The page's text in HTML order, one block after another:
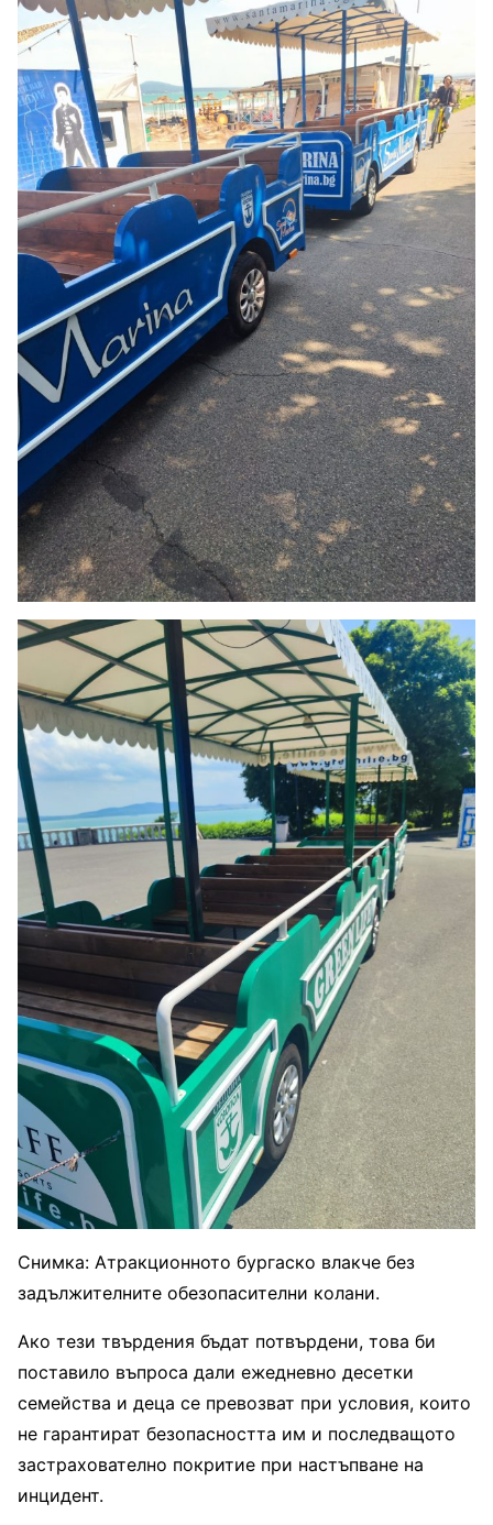
Снимка: Атракционното бургаско влакче без
задължителните обезопасителни колани.
Ако тези твърдения бъдат потвърдени, това би
поставило въпроса дали ежедневно десетки
семейства и деца се превозват при условия, които
не гарантират безопасността им и последващото
застрахователно покритие при настъпване на
инцидент.